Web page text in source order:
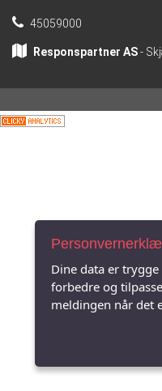
45059000
Responspartner AS-
Dine data er
forbedre og
meldingen når det